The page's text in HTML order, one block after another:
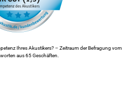
Ihres Akustikers? – Zeitraum der Befragung vom
aus 65 Geschäften.